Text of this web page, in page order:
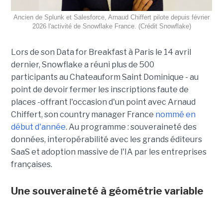
Ancien de Splunk et Salesforce, Arnaud Chiffert pilote depuis février
2026 l'activité de Snowflake France. (Crédit Snowflake)
Lors de son Data for Breakfast à Paris le 14 avril
dernier, Snowflake a réuni plus de 500
participants au Chateauform Saint Dominique - au
point de devoir fermer les inscriptions faute de
places -offrant l'occasion d'un point avec Arnaud
Chiffert, son country manager France nommé en
début d'année. Au programme : souveraineté des
données, interopérabilité avec les grands éditeurs
SaaS et adoption massive de l'IA par les entreprises
françaises.
Une souveraineté à géométrie variable